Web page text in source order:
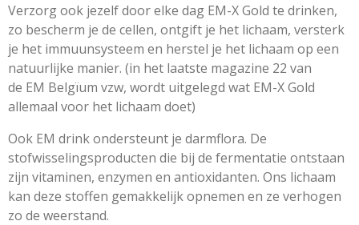
Verzorg ook jezelf door elke dag EM-X Gold te drinken,
zo bescherm je de cellen, ontgift je het lichaam, versterk
je het immuunsysteem en herstel je het lichaam op een
natuurlijke manier. (in het laatste magazine 22 van
de EM Belgïum vzw, wordt uitgelegd wat EM-X Gold
allemaal voor het lichaam doet)
Ook EM drink ondersteunt je darmflora. De
stofwisselingsproducten die bij de fermentatie ontstaan
zijn vitaminen, enzymen en antioxidanten. Ons lichaam
kan deze stoffen gemakkelijk opnemen en ze verhogen
zo de weerstand.